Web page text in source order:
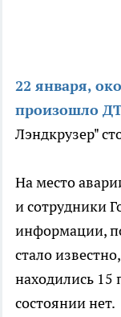
22 января,
произошло
Лэндкрузер"
На место
и сотрудники
информации,
стало
находились
состоянии нет.